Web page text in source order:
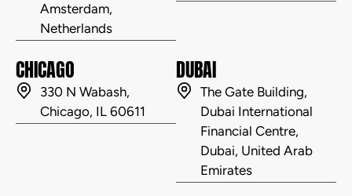
Amsterdam,
Netherlands
CHICAGO
330 N Wabash,
Chicago, IL 60611
DUBAI
The Gate Building,
Dubai International
Financial Centre,
Dubai, United Arab
Emirates